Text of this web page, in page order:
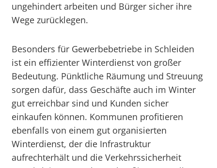
ungehindert arbeiten und Bürger sicher ihre
Wege zurücklegen.
Besonders für Gewerbebetriebe in Schleiden
ist ein effizienter Winterdienst von großer
Bedeutung. Pünktliche Räumung und Streuung
sorgen dafür, dass Geschäfte auch im Winter
gut erreichbar sind und Kunden sicher
einkaufen können. Kommunen profitieren
ebenfalls von einem gut organisierten
Winterdienst, der die Infrastruktur
aufrechterhält und die Verkehrssicherheit